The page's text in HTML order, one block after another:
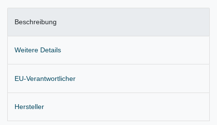
Beschreibung
Weitere Details
EU-Verantwortlicher
Hersteller